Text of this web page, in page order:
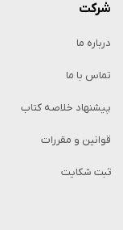
شرکت
درباره ما
تماس با ما
پیشنهاد خلاصه کتاب
قوانین و مقررات
ثبت شکایت